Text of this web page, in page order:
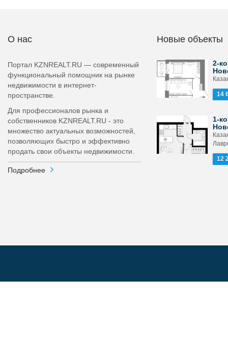
О нас
Портал KZNREALT.RU — современный
функциональный помощник на рынке
недвижимости в интернет-
пространстве.
Для профессионалов рынка и
собственников KZNREALT.RU - это
множество актуальных возможностей,
позволяющих быстро и эффективно
продать свои объекты недвижимости.
Подробнее
Новые объекты
2-
14
1-
12